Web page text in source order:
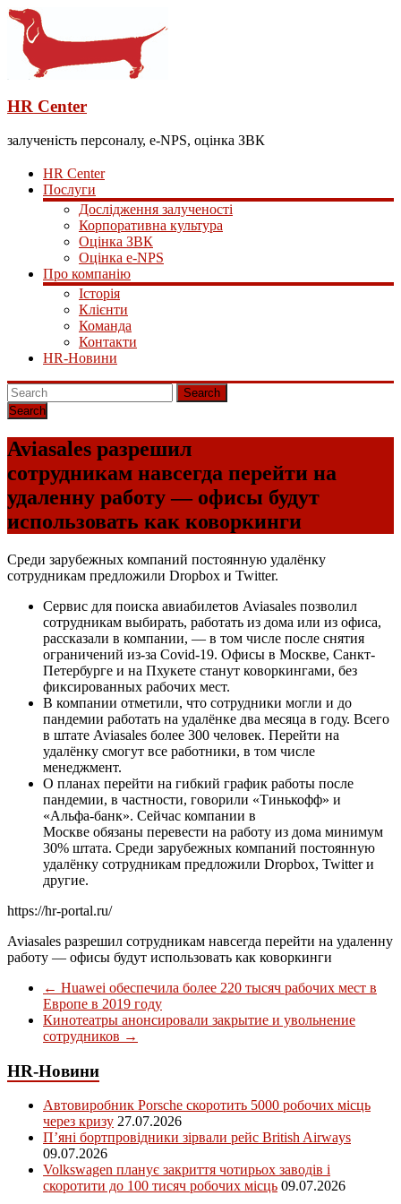
HR Center
залученість персоналу, e-NPS, оцінка ЗВК
HR Center
Послуги
Дослідження залученості
Корпоративна культура
Оцінка ЗВК
Оцінка e-NPS
Про компанію
Історія
Клієнти
Команда
Контакти
HR-Новини
Search
Aviasales разрешил
сотрудникам навсегда перейти на
удаленну работу — офисы будут
использовать как коворкинги
Среди зарубежных компаний постоянную удалёнку
сотрудникам предложили Dropbox и Twitter.
Сервис для поиска авиабилетов Aviasales позволил
сотрудникам выбирать, работать из дома или из офиса,
рассказали в компании, — в том числе после снятия
ограничений из-за Covid-19. Офисы в Москве, Санкт-
Петербурге и на Пхукете станут коворкингами, без
фиксированных рабочих мест.
В компании отметили, что сотрудники могли и до
пандемии работать на удалёнке два месяца в году. Всего
в штате Aviasales более 300 человек. Перейти на
удалёнку смогут все работники, в том числе
менеджмент.
О планах перейти на гибкий график работы после
пандемии, в частности, говорили «Тинькофф» и
«Альфа-банк». Сейчас компании в
Москве обязаны перевести на работу из дома минимум
30% штата. Среди зарубежных компаний постоянную
удалёнку сотрудникам предложили Dropbox, Twitter и
другие.
https://hr-portal.ru/
Aviasales разрешил сотрудникам навсегда перейти на удаленну
работу — офисы будут использовать как коворкинги
← Huawei обеспечила более 220 тысяч рабочих мест в
Европе в 2019 году
Кинотеатры анонсировали закрытие и увольнение
сотрудников →
HR-Новини
Автовиробник Porsche скоротить 5000 робочих місць
через кризу 27.07.2026
П’яні бортпровідники зірвали рейс British Airways
09.07.2026
Volkswagen планує закриття чотирьох заводів і
скоротити до 100 тисяч робочих місць 09.07.2026